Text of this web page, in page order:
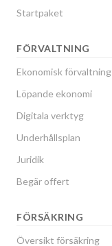
Startpaket
FÖRVALTNING
Ekonomisk förvaltning
Löpande ekonomi
Digitala verktyg
Underhållsplan
Juridik
Begär offert
FÖRSÄKRING
Översikt försäkring